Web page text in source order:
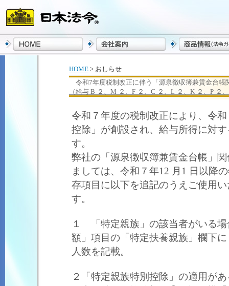
HOME > おしらせ
令和7年度税制改正に伴う「源泉徴収簿兼賃金台帳
（給与 B-２、M-２、F-２、C-２、L-２、K-２、P-２
令和７年度の税制改正により、令
控除」が創設され、給与所得に対
す。
弊社の「源泉徴収簿兼賃金台帳」
ましては、令和７年12 月1 日以降
存項目に以下を追記のうえご使用
す。
１ 「特定親族」の該当者がいる
額」項目の「特定扶養親族」欄下
人数を記載。
２「特定親族特別控除」の適用が